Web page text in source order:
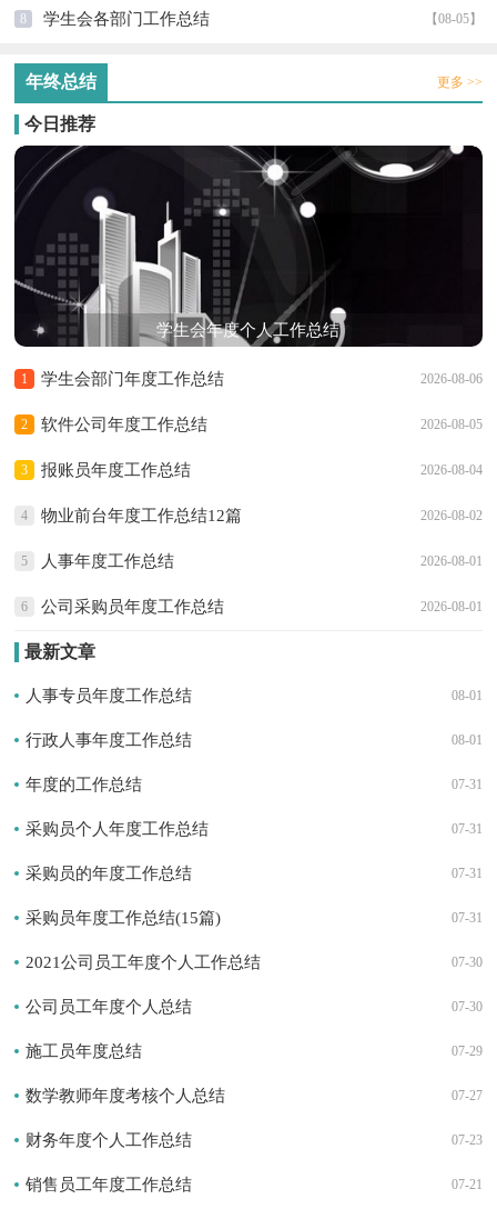
8 【08-05】
学生会各部门工作总结
年终总结 更多 >>
今日推荐
学生会年度个人工作总结
1 2026-08-06
学生会部门年度工作总结
2 2026-08-05
软件公司年度工作总结
3 2026-08-04
报账员年度工作总结
4 2026-08-02
物业前台年度工作总结12篇
5 2026-08-01
人事年度工作总结
6 2026-08-01
公司采购员年度工作总结
最新文章
08-01
人事专员年度工作总结
08-01
行政人事年度工作总结
07-31
年度的工作总结
07-31
采购员个人年度工作总结
07-31
采购员的年度工作总结
07-31
采购员年度工作总结(15篇)
07-30
2021公司员工年度个人工作总结
07-30
公司员工年度个人总结
07-29
施工员年度总结
07-27
数学教师年度考核个人总结
07-23
财务年度个人工作总结
07-21
销售员工年度工作总结